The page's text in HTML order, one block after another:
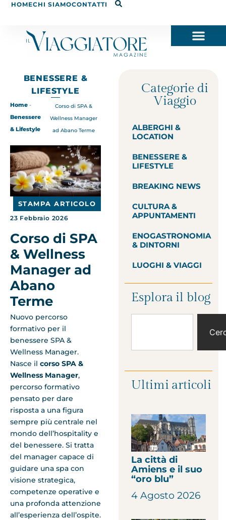
HOMECHI SIAMOCONTATTI
BENESSERE &
LIFESTYLE
Home -
Benessere
& Lifestyle
Corso di SPA &
Wellness Manager
ad Abano Terme
STAMPA ARTICOLO
23 Febbraio 2026
Corso di SPA
& Wellness
Manager ad
Abano
Terme
Nuovo percorso
formativo per il
benessere SPA &
Wellness Manager.
Nasce il corso SPA &
Wellness Manager,
percorso formativo
pensato per dare
risposta a una figura
sempre più centrale nel
mondo dell’hospitality e
del benessere. Si tratta
del manager capace di
guidare una spa con
visione strategica,
competenze operative e
una profonda attenzione
all’esperienza dell’ospite.
Categorie di
Viaggio
ALBERGHI &
LOCATION
BENESSERE &
LIFESTYLE
BREAKING NEWS
CULTURA &
APPUNTAMENTI
ENOGASTRONOMIA
& DINTORNI
LUOGHI & VIAGGI
Esplora il blog
Ultimi articoli
La città di
Amiens e il suo
“oro blu”
4 Agosto 2026